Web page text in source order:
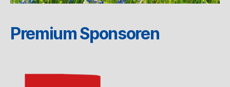
Premium Sponsoren